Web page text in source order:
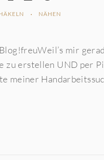
NÄHEN
mir
zu erstellen UND per
meiner